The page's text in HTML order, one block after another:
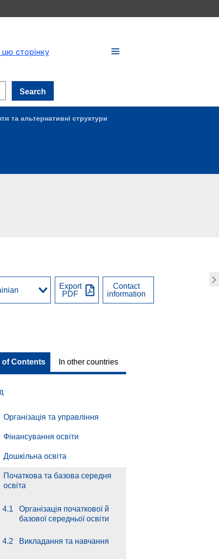
сторінку
Search
та альтернативні структури
Export
PDF
Contact
information
of Contents In other countries
Організація та управління
Фінансування освіти
Дошкільна освіта
Початкова та базова середня
освіта
4.1
Організація початкової й
базової середньої освіти
4.2 Викладання та навчання